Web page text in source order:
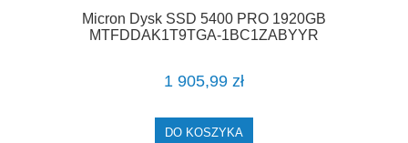
Micron Dysk SSD 5400 PRO 1920GB
MTFDDAK1T9TGA-1BC1ZABYYR
1 905,99 zł
DO KOSZYKA